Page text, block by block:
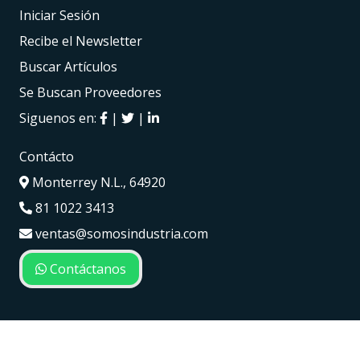
Iniciar Sesión
Recibe el Newsletter
Buscar Artículos
Se Buscan Proveedores
Siguenos en:
| |
Contácto
Monterrey N.L., 64920
81 1022 3413
ventas@somosindustria.com
Contáctanos